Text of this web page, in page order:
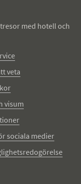
med hotell och
veta
visum
sociala medier